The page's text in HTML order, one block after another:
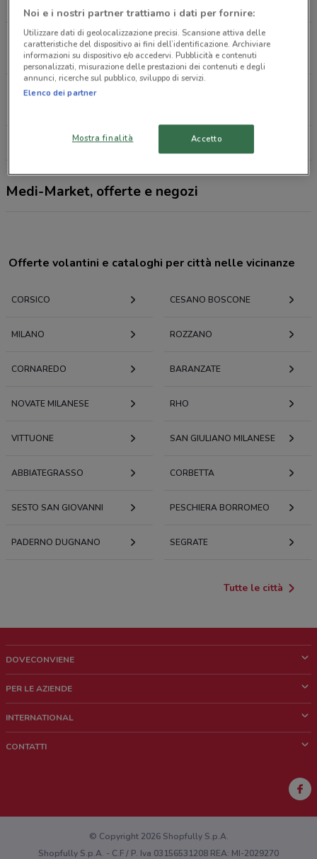
Corso Garibaldi 49 Milano
7.7 km
APERTO
Corso Ventidue Marzo, 5 Milano
Tutti i negozi Medi-Market
Medi-Market, offerte e negozi
Offerte volantini e cataloghi per città nelle vicinanze
CORSICO CESANO BOSCONE
MILANO ROZZANO
CORNAREDO BARANZATE
NOVATE MILANESE RHO
VITTUONE SAN GIULIANO MILANESE
ABBIATEGRASSO CORBETTA
SESTO SAN GIOVANNI PESCHIERA BORROMEO
PADERNO DUGNANO SEGRATE
Tutte le città
DOVECONVIENE
Chi siamo
Lavora con noi
PER LE AZIENDE
Richieste commerciali e marketing
INTERNATIONAL
CONTATTI
Hai un malfunzionamento sul web o sull'app?
© Copyright 2026 Shopfully S.p.A.
Shopfully S.p.A. - C.F / P. Iva 03156531208 REA: MI-2029270
Noi e i nostri partner trattiamo i dati per fornire:
Utilizzare dati di geolocalizzazione precisi. Scansione attiva delle
caratteristiche del dispositivo ai fini dell’identificazione. Archiviare
informazioni su dispositivo e/o accedervi. Pubblicità e contenuti
personalizzati, misurazione delle prestazioni dei contenuti e degli
annunci, ricerche sul pubblico, sviluppo di servizi.
Elenco dei partner
Mostra finalità Accetto